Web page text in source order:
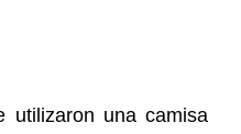
utilizaron una camisa